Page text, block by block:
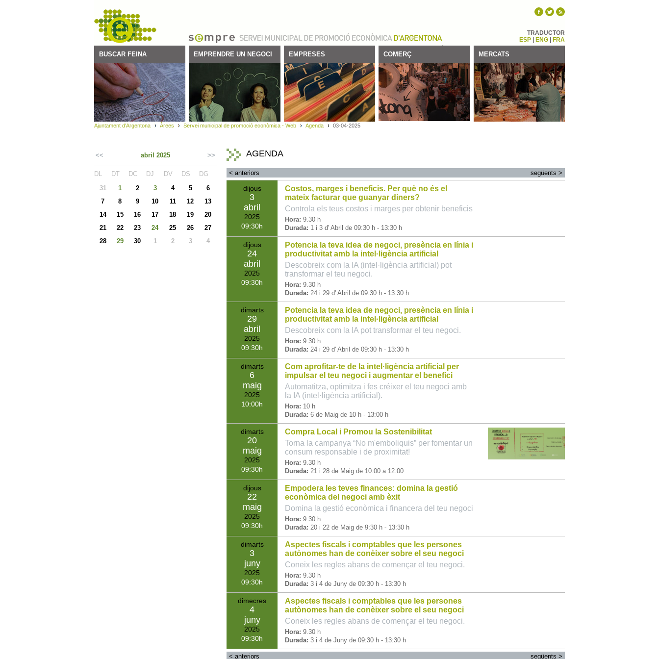
TRADUCTOR
ESP
ENG FRA
BUSCAR FEINA EMPRENDRE UN NEGOCI EMPRESES COMERÇ MERCATS
Ajuntament d'Argentona Àrees Servei municipal de promoció econòmica - Web Agenda 03-04-2025
<< >>
abril 2025
DL DT DC DJ DV DS
DG
31
1 2 3 4 5
6
7
8 9 10 11 12
13
14
15 16 17 18 19
20
21
22 23 24 25 26
27
28
29 30 1 2 3 4
AGENDA
< anteriors següents >
dijous
3
abril
2025
09:30
Costos, marges i beneficis. Per què no és el
mateix facturar que guanyar diners?
Controla els teus costos i marges per obtenir beneficis
Hora: 9.30 h
Durada: 1 i 3 d' Abril de 09:30 h - 13:30 h
dijous
24
abril
2025
09:30
Potencia la teva idea de negoci, presència en línia i
productivitat amb la intel·ligència artificial
Descobreix com la IA (intel·ligència artificial) pot
transformar el teu negoci.
Hora: 9.30 h
Durada: 24 i 29 d' Abril de 09:30 h - 13:30 h
dimarts
29
abril
2025
09:30
Potencia la teva idea de negoci, presència en línia i
productivitat amb la intel·ligència artificial
Descobreix com la IA pot transformar el teu negoci.
Hora: 9.30 h
Durada: 24 i 29 d' Abril de 09:30 h - 13:30 h
dimarts
6
maig
2025
10:00
Com aprofitar-te de la intel·ligència artificial per
impulsar el teu negoci i augmentar el benefici
Automatitza, optimitza i fes créixer el teu negoci amb
la IA (intel·ligència artificial).
Hora: 10 h
Durada: 6 de Maig de 10 h - 13:00 h
dimarts
20
maig
2025
09:30
Compra Local i Promou la Sostenibilitat
Torna la campanya “No m'emboliquis” per fomentar un
consum responsable i de proximitat!
Hora: 9.30 h
Durada: 21 i 28 de Maig de 10:00 a 12:00
dijous
22
maig
2025
09:30
Empodera les teves finances: domina la gestió
econòmica del negoci amb èxit
Domina la gestió econòmica i financera del teu negoci
Hora: 9.30 h
Durada: 20 i 22 de Maig de 9:30 h - 13:30 h
dimarts
3
juny
2025
09:30
Aspectes fiscals i comptables que les persones
autònomes han de conèixer sobre el seu negoci
Coneix les regles abans de començar el teu negoci.
Hora: 9.30 h
Durada: 3 i 4 de Juny de 09:30 h - 13:30 h
dimecres
4
juny
2025
09:30
Aspectes fiscals i comptables que les persones
autònomes han de conèixer sobre el seu negoci
Coneix les regles abans de començar el teu negoci.
Hora: 9.30 h
Durada: 3 i 4 de Juny de 09:30 h - 13:30 h
< anteriors següents >